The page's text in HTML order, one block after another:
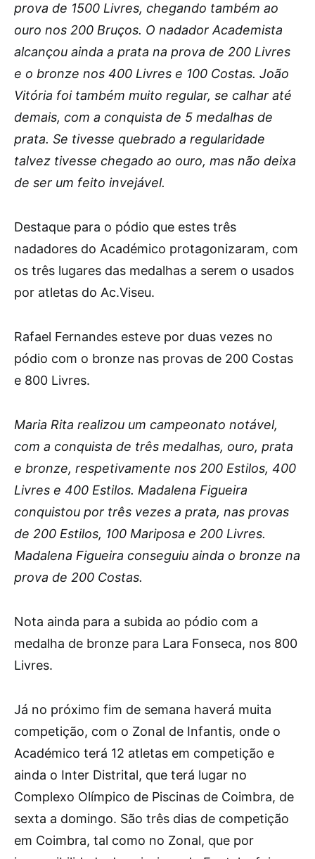
prova de 1500 Livres, chegando também ao
ouro nos 200 Bruços. O nadador Academista
alcançou ainda a prata na prova de 200 Livres
e o bronze nos 400 Livres e 100 Costas. João
Vitória foi também muito regular, se calhar até
demais, com a conquista de 5 medalhas de
prata. Se tivesse quebrado a regularidade
talvez tivesse chegado ao ouro, mas não deixa
de ser um feito invejável.
Destaque para o pódio que estes três
nadadores do Académico protagonizaram, com
os três lugares das medalhas a serem o usados
por atletas do Ac.Viseu.
Rafael Fernandes esteve por duas vezes no
pódio com o bronze nas provas de 200 Costas
e 800 Livres.
Maria Rita realizou um campeonato notável,
com a conquista de três medalhas, ouro, prata
e bronze, respetivamente nos 200 Estilos, 400
Livres e 400 Estilos. Madalena Figueira
conquistou por três vezes a prata, nas provas
de 200 Estilos, 100 Mariposa e 200 Livres.
Madalena Figueira conseguiu ainda o bronze na
prova de 200 Costas.
Nota ainda para a subida ao pódio com a
medalha de bronze para Lara Fonseca, nos 800
Livres.
Já no próximo fim de semana haverá muita
competição, com o Zonal de Infantis, onde o
Académico terá 12 atletas em competição e
ainda o Inter Distrital, que terá lugar no
Complexo Olímpico de Piscinas de Coimbra, de
sexta a domingo. São três dias de competição
em Coimbra, tal como no Zonal, que por